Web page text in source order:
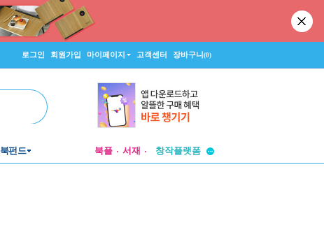
로그인 회원가입 마이페이지 고객센터 장바구니(0)
북펀드 북플 서재
창작플랫폼